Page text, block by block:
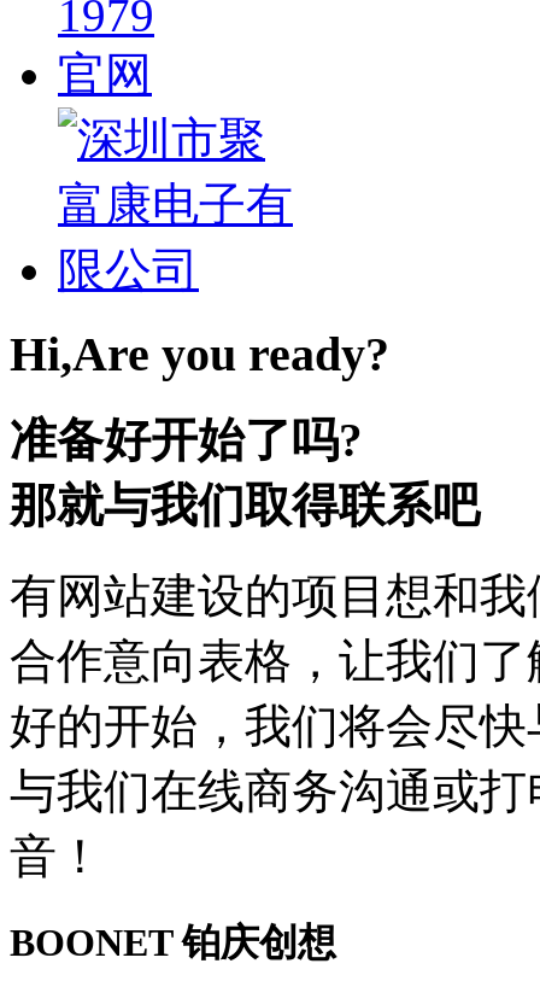
Hi,Are you ready?
准备好开始了吗?
那就与我们取得联系吧
有网站建设的项目想和
合作意向表格，让我们
好的开始，我们将会尽
与我们在线商务沟通或
音！
BOONET铂庆创想